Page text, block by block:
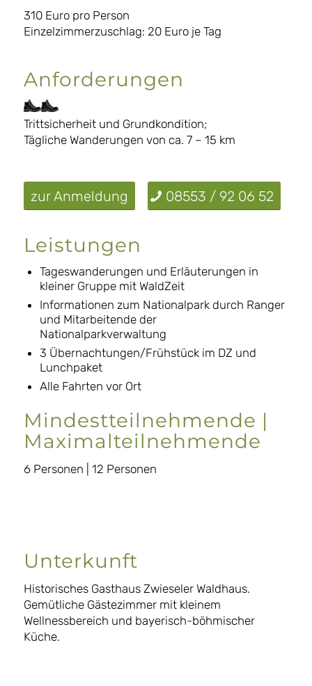
310 Euro pro Person
Einzelzimmerzuschlag: 20 Euro je Tag
Anforderungen
Trittsicherheit und Grundkondition;
Tägliche Wanderungen von ca. 7 – 15 km
zur Anmeldung 08553 / 92 06 52
Leistungen
Tageswanderungen und Erläuterungen in
kleiner Gruppe mit WaldZeit
Informationen zum Nationalpark durch Ranger
und Mitarbeitende der
Nationalparkverwaltung
3 Übernachtungen/Frühstück im DZ und
Lunchpaket
Alle Fahrten vor Ort
Mindestteilnehmende |
Maximalteilnehmende
6 Personen | 12 Personen
Unterkunft
Historisches Gasthaus Zwieseler Waldhaus.
Gemütliche Gästezimmer mit kleinem
Wellnessbereich und bayerisch-böhmischer
Küche.